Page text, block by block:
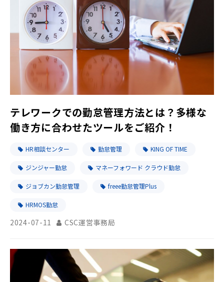
テレワークでの勤怠管理方法とは？多様な
働き方に合わせたツールをご紹介！
HR相談センター 勤怠管理 KING OF TIME
ジンジャー勤怠 マネーフォワード クラウド勤怠
ジョブカン勤怠管理 freee勤怠管理Plus
HRMOS勤怠
2024-07-11 CSC運営事務局